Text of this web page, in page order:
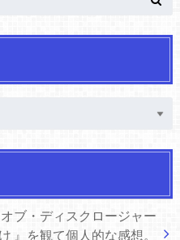
オブ・ディスクロージャー
』を観て個人的な感想。